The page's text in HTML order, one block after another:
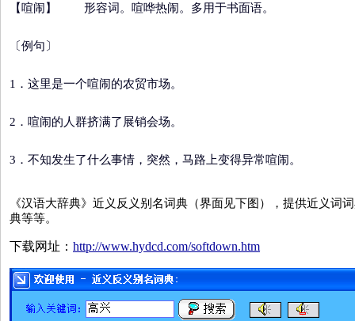
【喧闹】 形容词。喧哗热闹。多用于书面语。
〔例句〕
1．这里是一个喧闹的农贸市场。
2．喧闹的人群挤满了展销会场。
3．不知发生了什么事情，突然，马路上变得异常喧闹。
《汉语大辞典》近义反义别名词典（界面见下图），提供近义词
典等等。
下载网址： http://www.hydcd.com/softdown.htm